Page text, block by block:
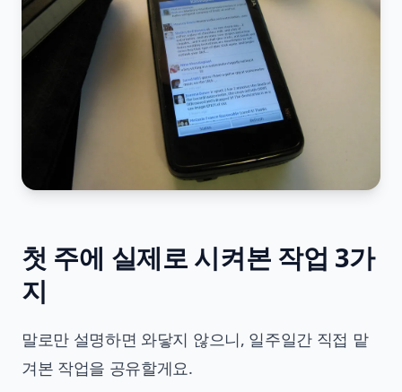
첫 주에 실제로 시켜본 작업 3가
지
말로만 설명하면 와닿지 않으니, 일주일간 직접 맡
겨본 작업을 공유할게요.